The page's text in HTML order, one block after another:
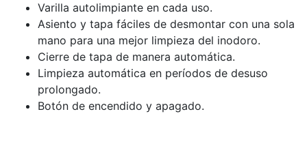
Varilla autolimpiante en cada uso.
Asiento y tapa fáciles de desmontar con una sola
mano para una mejor limpieza del inodoro.
Cierre de tapa de manera automática.
Limpieza automática en períodos de desuso
prolongado.
Botón de encendido y apagado.